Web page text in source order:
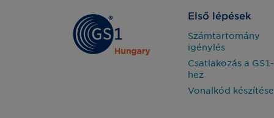
Első lépések
Számtartomány
igénylés
Csatlakozás a GS1-
hez
Vonalkód készítése